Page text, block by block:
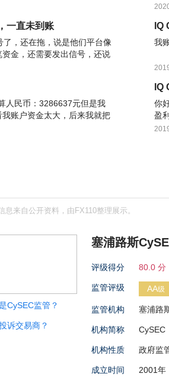
我的帐号，不给出金。
一直未到账
，还在拖，说是他们平台像
金，还需要发出信号，还说
IQ
我
人民币：3286637元但是我
账户资金太大，后来我就把
款审核，后面我账户直
IQ
你
盈
出
息来自公开资料，由FX110整理展示。
CySEC监管？
诉交易商？
塞浦路斯
评级得分 80.0 分
监管评级 AA级
监管机构 塞浦路
机构简称 CySEC
机构性质 政府监
成立时间 2001年